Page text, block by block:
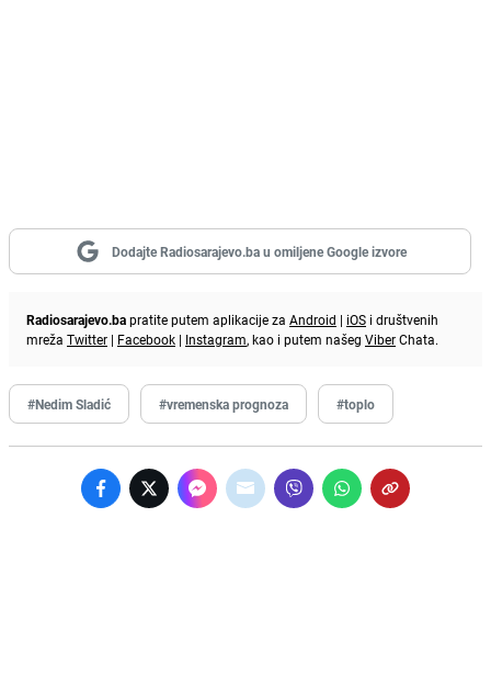
Dodajte Radiosarajevo.ba u omiljene Google izvore
Radiosarajevo.bapratite putem aplikacije za Android | iOS i društvenih
mreža Twitter | Facebook | Instagram, kao i putem našeg ViberChata.
#Nedim Sladić #vremenska prognoza #toplo